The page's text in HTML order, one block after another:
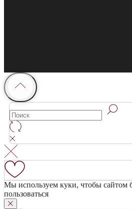
Мы используем куки, чтобы сайтом
пользоваться